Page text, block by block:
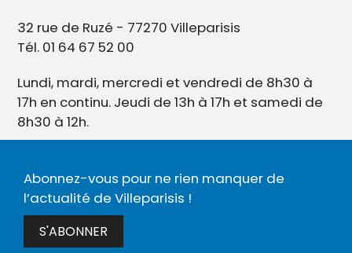
32 rue de Ruzé - 77270 Villeparisis
Tél. 01 64 67 52 00
Lundi, mardi, mercredi et vendredi de 8h30 à
17h en continu. Jeudi de 13h à 17h et samedi de
8h30 à 12h.
Abonnez-vous pour ne rien manquer de
l’actualité de Villeparisis !
S'ABONNER